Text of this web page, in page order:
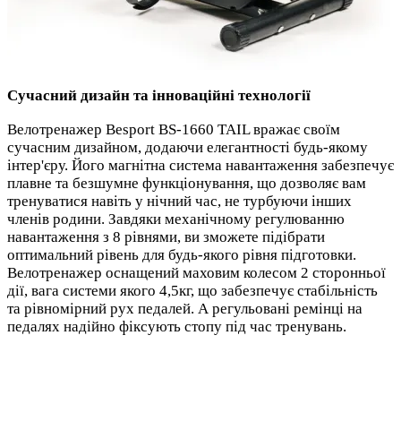
Сучасний дизайн та інноваційні технології
Велотренажер Besport BS-1660 TAIL вражає своїм
сучасним дизайном, додаючи елегантності будь-якому
інтер'єру. Його магнітна система навантаження забезпечує
плавне та безшумне функціонування, що дозволяє вам
тренуватися навіть у нічний час, не турбуючи інших
членів родини. Завдяки механічному регулюванню
навантаження з 8 рівнями, ви зможете підібрати
оптимальний рівень для будь-якого рівня підготовки.
Велотренажер оснащений маховим колесом 2 сторонньої
дії, вага системи якого 4,5кг, що забезпечує стабільність
та рівномірний рух педалей. А регульовані ремінці на
педалях надійно фіксують стопу під час тренувань.